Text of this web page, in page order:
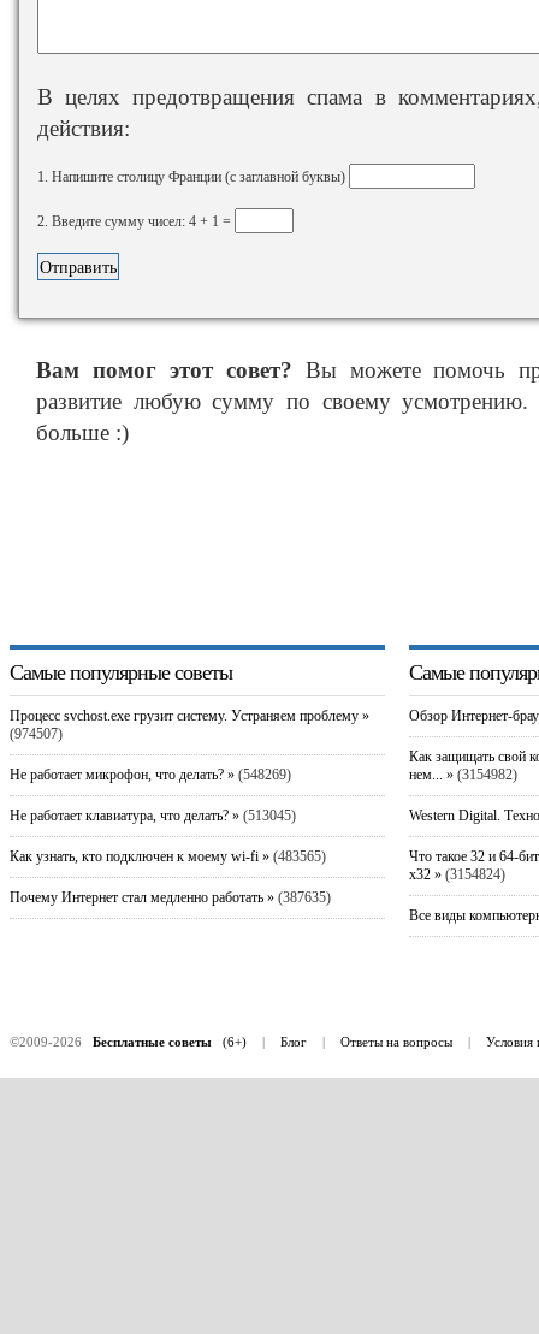
В целях предотвращения спама в
действия:
1. Напишите столицу Франции (с заглавной буквы)
2. Введите сумму чисел: 4 + 1 =
Вам помог этот совет? Вы можете помочь
развитие любую сумму по своему
больше :)
Самые популярные советы
Процесс svchost.exe грузит систему. Устраняем проблему »
(974507)
Не работает микрофон, что делать? »(548269)
Не работает клавиатура, что делать? »(513045)
Как узнать, кто подключен к моему wi-fi »(483565)
Почему Интернет стал медленно работать »(387635)
Самые
Обзор Интернет-
Как защищать свой
нем... »(3154982)
Western Digital.
Что такое 32 и 64-
x32 »(3154824)
Все виды
©2009-2026 Бесплатные советы(6+) | Блог | Ответы на вопросы | Условия